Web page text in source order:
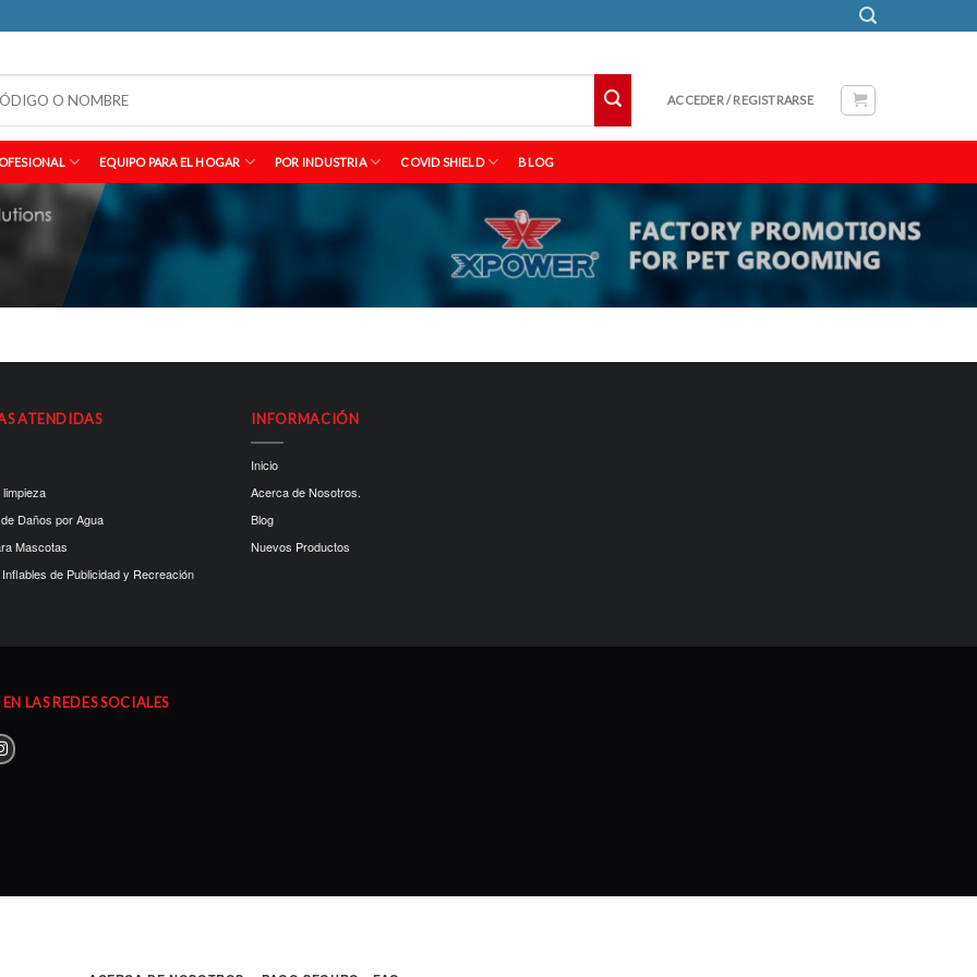
ACCEDER / REGISTRARSE
EQUIPO PARA EL HOGAR POR INDUSTRIA COVID SHIELD BLOG
ATENDIDAS
Daños por Agua
Mascotas
de Publicidad y Recreación
INFORMACIÓN
Inicio
Acerca de Nosotros.
Blog
Nuevos Productos
LAS REDES SOCIALES